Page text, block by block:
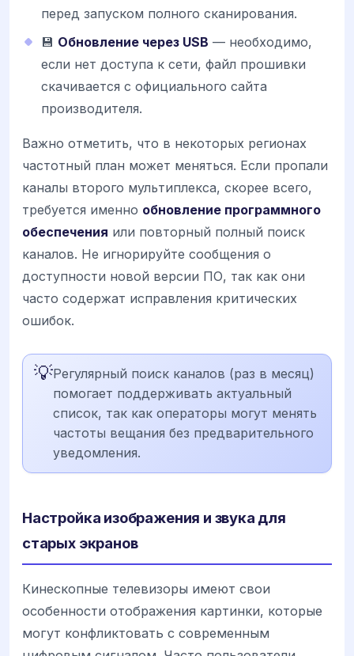
перед запуском полного сканирования.
💾 Обновление через USB — необходимо,
если нет доступа к сети, файл прошивки
скачивается с официального сайта
производителя.
Важно отметить, что в некоторых регионах
частотный план может меняться. Если пропали
каналы второго мультиплекса, скорее всего,
требуется именно обновление программного
обеспечения или повторный полный поиск
каналов. Не игнорируйте сообщения о
доступности новой версии ПО, так как они
часто содержат исправления критических
ошибок.
💡Регулярный поиск каналов (раз в месяц)
помогает поддерживать актуальный
список, так как операторы могут менять
частоты вещания без предварительного
уведомления.
Настройка изображения и звука для
старых экранов
Кинескопные телевизоры имеют свои
особенности отображения картинки, которые
могут конфликтовать с современным